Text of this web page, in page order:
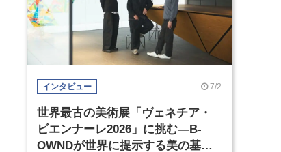
インタビュー 7/2
世界最古の美術展「ヴェネチア・
ビエンナーレ2026」に挑む―B-
OWNDが世界に提示する美の基準